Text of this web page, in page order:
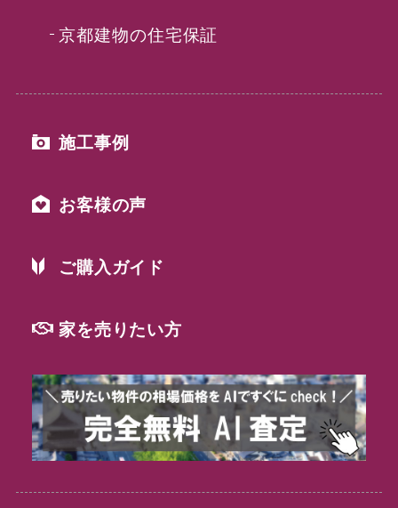
京都建物の住宅保証
施工事例
お客様の声
ご購入ガイド
家を売りたい方